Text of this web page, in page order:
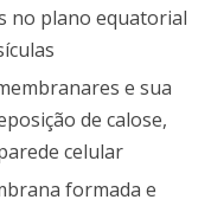
no plano equatorial
e sua
de calose,
celular
formada e